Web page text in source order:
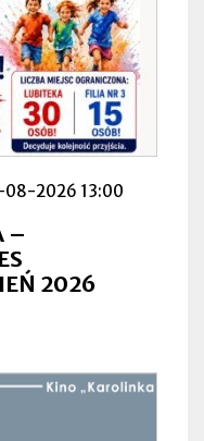
08-2026 13:00
–
2026